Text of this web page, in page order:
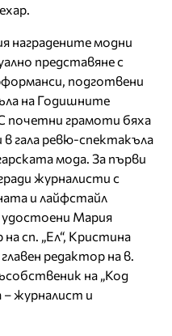
наградените модни
представяне с
подготвени
на Годишните
С почетни грамоти бяха
гала ревю-спектакъла
мода. За първи
журналисти с
и лайфстайл
удостоени Мария
сп. „Ел“, Кристина
редактор на в.
на „Код
– журналист и